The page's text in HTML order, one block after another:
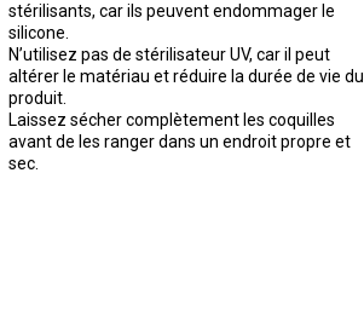
stérilisants, car ils peuvent endommager le
silicone.
N’utilisez pas de stérilisateur UV, car il peut
altérer le matériau et réduire la durée de vie du
produit.
Laissez sécher complètement les coquilles
avant de les ranger dans un endroit propre et
sec.